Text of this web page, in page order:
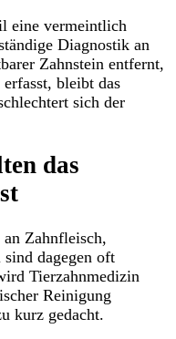
eine vermeintlich
Diagnostik an
Zahnstein entfernt,
bleibt das
sich der
das
Zahnfleisch,
dagegen oft
Tierzahnmedizin
Reinigung
kurz gedacht.